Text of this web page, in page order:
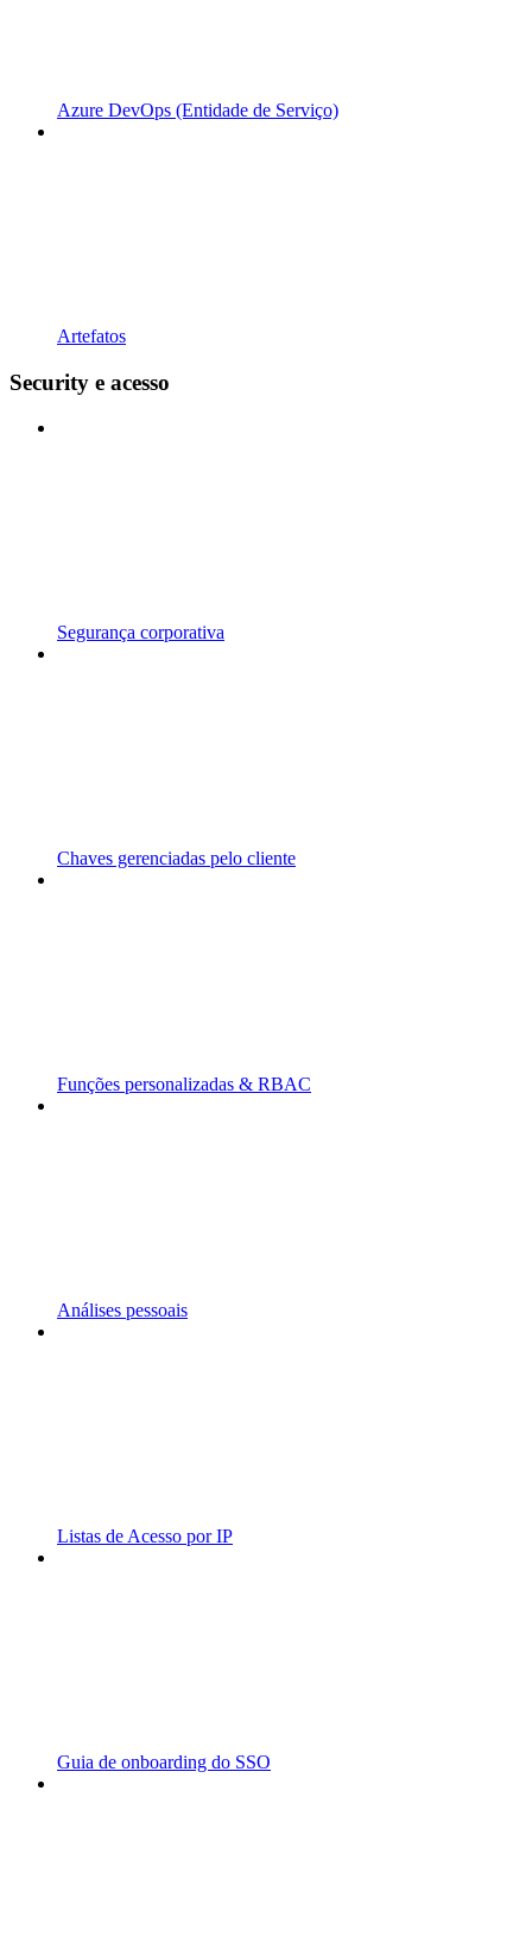
Azure DevOps (Entidade de Serviço)
Artefatos
Security e acesso
Segurança corporativa
Chaves gerenciadas pelo cliente
Funções personalizadas & RBAC
Análises pessoais
Listas de Acesso por IP
Guia de onboarding do SSO